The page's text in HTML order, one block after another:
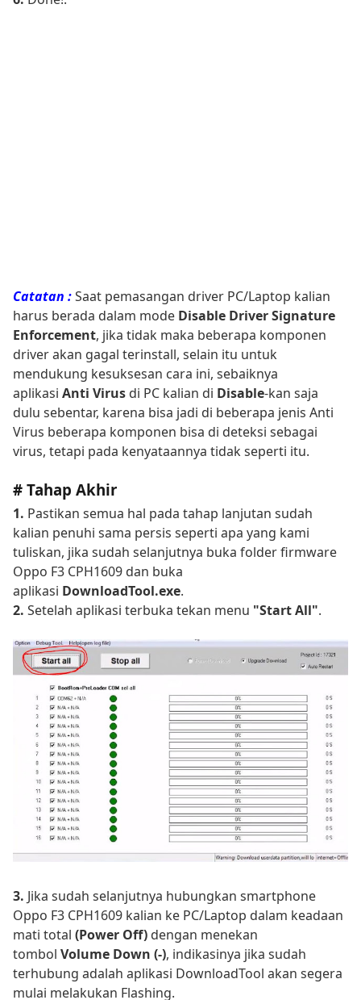
Catatan :Saat pemasangan driver PC/Laptop kalian
harus berada dalam mode Disable Driver Signature
Enforcement, jika tidak maka beberapa komponen
driver akan gagal terinstall, selain itu untuk
mendukung kesuksesan cara ini, sebaiknya
aplikasi Anti Virus di PC kalian di Disable-kan saja
dulu sebentar, karena bisa jadi di beberapa jenis Anti
Virus beberapa komponen bisa di deteksi sebagai
virus, tetapi pada kenyataannya tidak seperti itu.
# Tahap Akhir
1. Pastikan semua hal pada tahap lanjutan sudah
kalian penuhi sama persis seperti apa yang kami
tuliskan, jika sudah selanjutnya buka folder firmware
Oppo F3 CPH1609 dan buka
aplikasi DownloadTool.exe.
2. Setelah aplikasi terbuka tekan menu "Start All".
3. Jika sudah selanjutnya hubungkan smartphone
Oppo F3 CPH1609 kalian ke PC/Laptop dalam keadaan
mati total (Power Off) dengan menekan
tombol Volume Down (-), indikasinya jika sudah
terhubung adalah aplikasi DownloadTool akan segera
mulai melakukan Flashing.